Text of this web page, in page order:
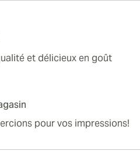
et délicieux en goût
pour vos impressions!